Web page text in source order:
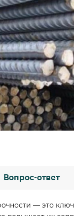
Вопрос-ответ
— это